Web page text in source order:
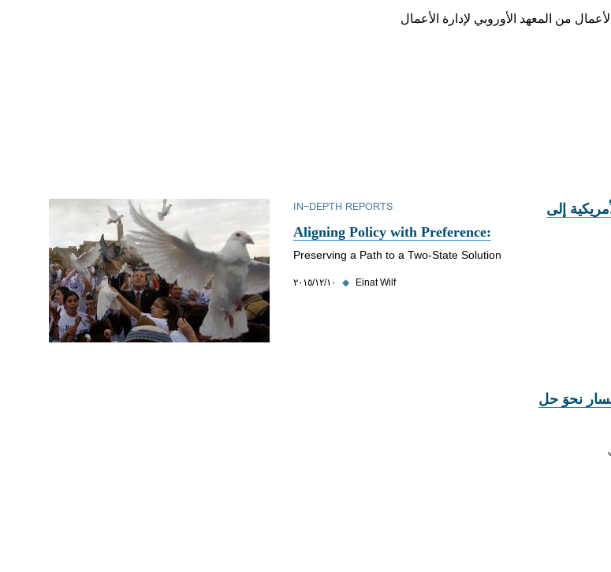
من المعهد الأوروبي لإدارة الأعمال
إلى
نحوَ حل
IN-DEPTH REPORTS
Aligning Policy with Preference:
Preserving a Path to a Two-State Solution
١٠‏/١٢‏/٢٠١٥ ◆ Einat Wilf